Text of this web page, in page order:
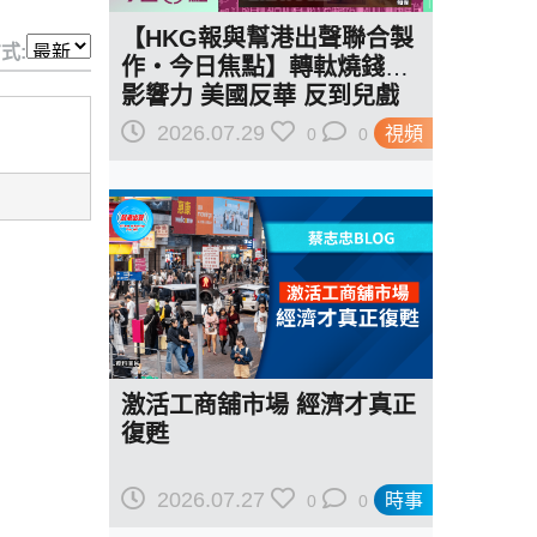
:
視頻
【HKG報與幫港出聲聯合製
作‧今日焦點】轉軚燒錢遏
影響力 美國反華 反到兒戲
駁羅奇「玩完論」 香港唔靠
2026.07.29 0 0
時事
激活工商舖市場 經濟才真正
復甦
2026.07.27 0 0